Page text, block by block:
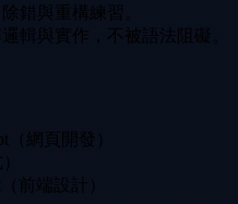
錯與重構練習。
輯與實作，不被語法阻礙。
（網頁開發）
前端設計）